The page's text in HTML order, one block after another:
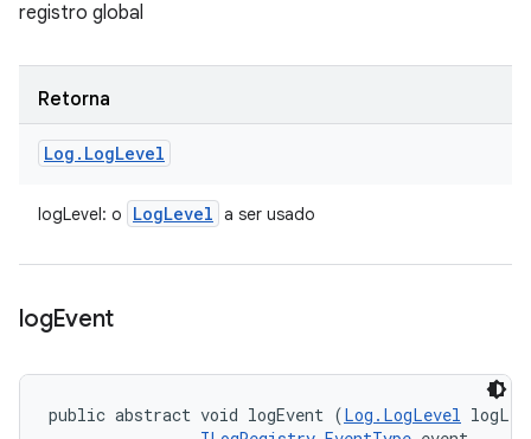
registro global
Retorna
Log . LogLevel
logLevel: o LogLevel a ser usado
logEvent
public abstract void logEvent (Log.LogLevel